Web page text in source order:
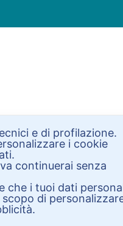
40050 Monte San
e di profilazione.
i cookie
continuerai senza
che i tuoi dati
di